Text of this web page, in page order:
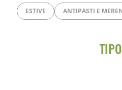
ESTIVE ANTIPASTI E